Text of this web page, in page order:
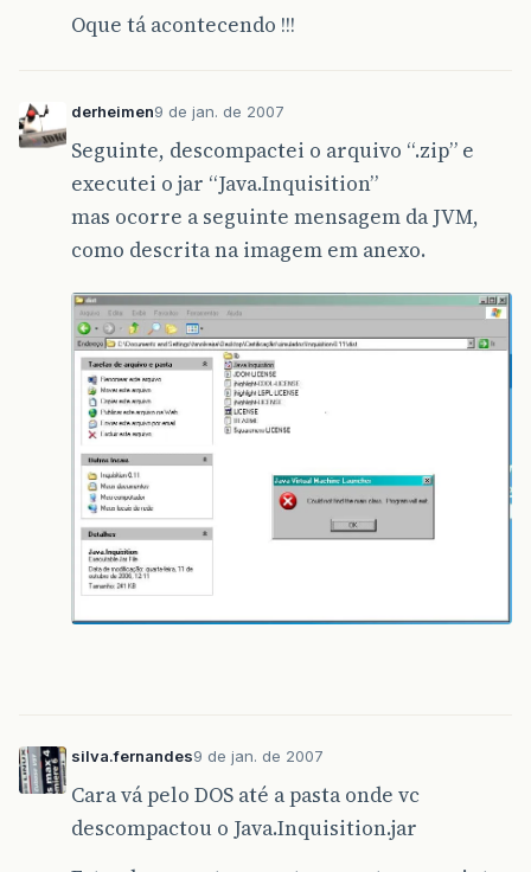
Oque tá acontecendo !!!
derheimen9 de jan. de 2007
Seguinte, descompactei o arquivo “.zip” e
executei o jar “Java.Inquisition”
mas ocorre a seguinte mensagem da JVM,
como descrita na imagem em anexo.
silva.fernandes9 de jan. de 2007
Cara vá pelo DOS até a pasta onde vc
descompactou o Java.Inquisition.jar